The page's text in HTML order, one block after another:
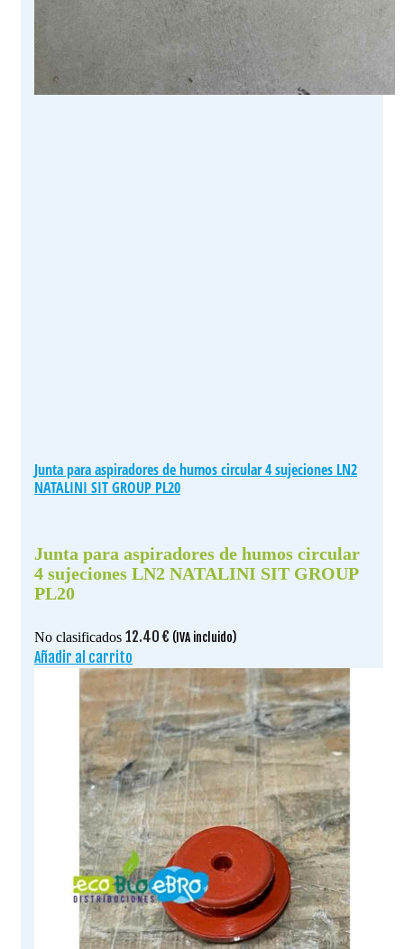
Junta para aspiradores de humos circular 4 sujeciones LN2
NATALINI SIT GROUP PL20
Junta para aspiradores de humos circular
4 sujeciones LN2 NATALINI SIT GROUP
PL20
No clasificados 12.40 € (IVA incluido)
Añadir al carrito